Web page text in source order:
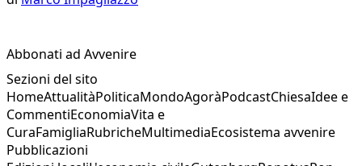
Abbonati ad Avvenire
Sezioni del sito
HomeAttualitàPoliticaMondoAgoràPodcastChiesaIdee e
CommentiEconomiaVita e
CuraFamigliaRubricheMultimediaEcosistema avvenire
Pubblicazioni